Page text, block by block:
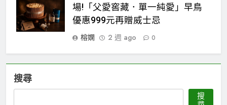
場!「父愛窖藏．單一純愛」早鳥
優惠999元再贈威士忌
榕嫻
2 週 ago 0
搜尋
搜